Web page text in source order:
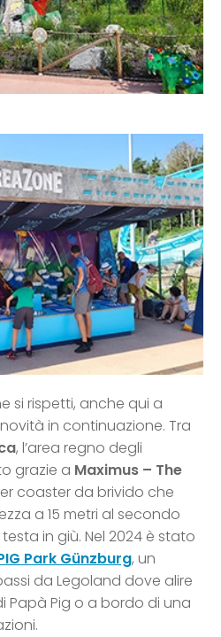
si rispetti, anche qui a
in continuazione. Tra
, l’area regno degli
grazie a Maximus – The
coaster da brivido che
a 15 metri al secondo
in giù. Nel 2024 è stato
Park Günzburg, un
da Legoland dove alire
Papà Pig o a bordo di una